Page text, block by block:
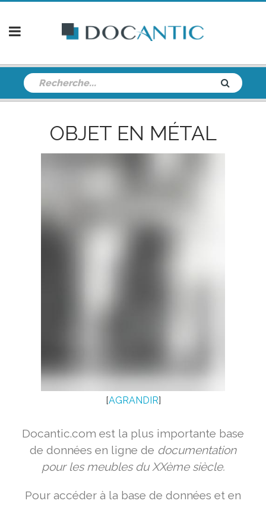
OBJET EN MÉTAL
[AGRANDIR]
Docantic.com est la plus importante base
de données en ligne de documentation
pour les meubles du XXème siècle.
Pour accéder à la base de données et en